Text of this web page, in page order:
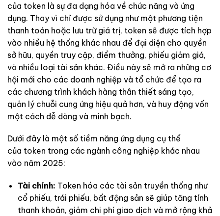
của token là sự đa dạng hóa về chức năng và ứng
dụng. Thay vì chỉ được sử dụng như một phương tiện
thanh toán hoặc lưu trữ giá trị, token sẽ được tích hợp
vào nhiều hệ thống khác nhau để đại diện cho quyền
sở hữu, quyền truy cập, điểm thưởng, phiếu giảm giá,
và nhiều loại tài sản khác. Điều này sẽ mở ra những cơ
hội mới cho các doanh nghiệp và tổ chức để tạo ra
các chương trình khách hàng thân thiết sáng tạo,
quản lý chuỗi cung ứng hiệu quả hơn, và huy động vốn
một cách dễ dàng và minh bạch.
Dưới đây là một số tiềm năng ứng dụng cụ thể
của token trong các ngành công nghiệp khác nhau
vào năm 2025:
Tài chính: Token hóa các tài sản truyền thống như
cổ phiếu, trái phiếu, bất động sản sẽ giúp tăng tính
thanh khoản, giảm chi phí giao dịch và mở rộng khả